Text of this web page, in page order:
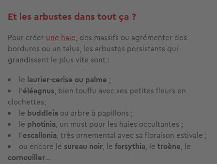
Et les arbustes dans tout ça ?
Pour créer une haie, des massifs ou agrémenter des
bordures ou un talus, les arbustes persistants qui
grandissent le plus vite sont :
le laurier-cerise ou palme ;
l’éléagnus, bien touffu avec ses petites fleurs en
clochettes;
le buddleia ou arbre à papillons ;
le photinia, un must pour les haies occultantes ;
l’escallonia, très ornemental avec sa floraison estivale ;
ou encore le sureau noir, le forsythia, le troène, le
cornouiller...